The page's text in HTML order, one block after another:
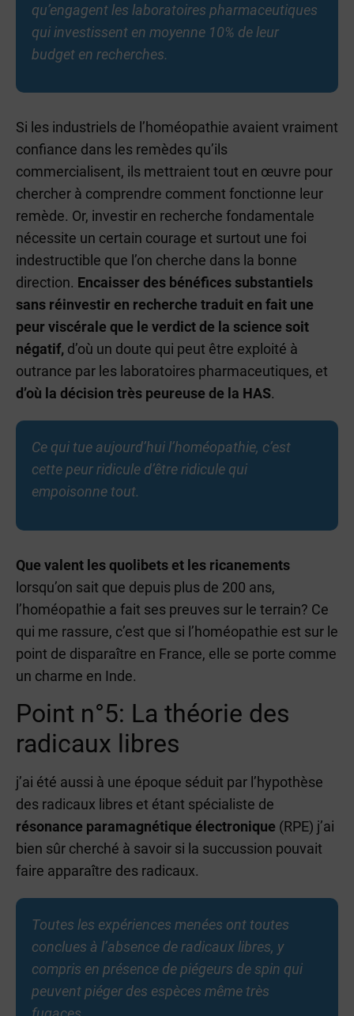
qu’engagent les laboratoires pharmaceutiques
qui investissent en moyenne 10% de leur
budget en recherches.
Si les industriels de l’homéopathie avaient vraiment
confiance dans les remèdes qu’ils
commercialisent, ils mettraient tout en œuvre pour
chercher à comprendre comment fonctionne leur
remède. Or, investir en recherche fondamentale
nécessite un certain courage et surtout une foi
indestructible que l’on cherche dans la bonne
direction. Encaisser des bénéfices substantiels
sans réinvestir en recherche traduit en fait une
peur viscérale que le verdict de la science soit
négatif, d’où un doute qui peut être exploité à
outrance par les laboratoires pharmaceutiques, et
d’où la décision très peureuse de la HAS.
Ce qui tue aujourd’hui l’homéopathie, c’est
cette peur ridicule d’être ridicule qui
empoisonne tout.
Que valent les quolibets et les ricanements
lorsqu’on sait que depuis plus de 200 ans,
l’homéopathie a fait ses preuves sur le terrain? Ce
qui me rassure, c’est que si l’homéopathie est sur le
point de disparaître en France, elle se porte comme
un charme en Inde.
Point n°5: La théorie des
radicaux libres
j’ai été aussi à une époque séduit par l’hypothèse
des radicaux libres et étant spécialiste de
résonance paramagnétique électronique (RPE) j’ai
bien sûr cherché à savoir si la succussion pouvait
faire apparaître des radicaux.
Toutes les expériences menées ont toutes
conclues à l’absence de radicaux libres, y
compris en présence de piégeurs de spin qui
peuvent piéger des espèces même très